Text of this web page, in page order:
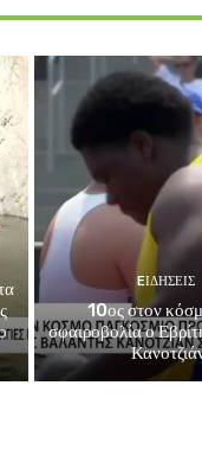
EΙΔΗΣΕΙΣ
10ος στον
σφαιροβολία ο